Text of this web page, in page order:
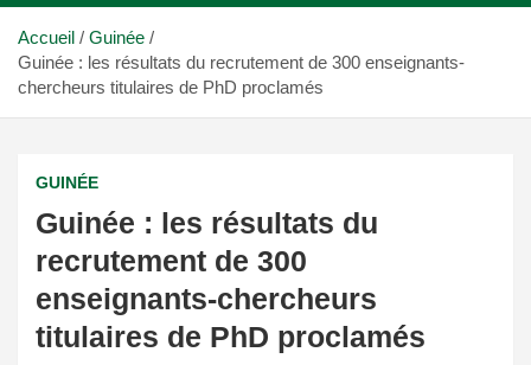
Accueil
Guinée
Guinée : les résultats du recrutement de 300 enseignants-
chercheurs titulaires de PhD proclamés
GUINÉE
Guinée : les résultats du
recrutement de 300
enseignants-chercheurs
titulaires de PhD proclamés